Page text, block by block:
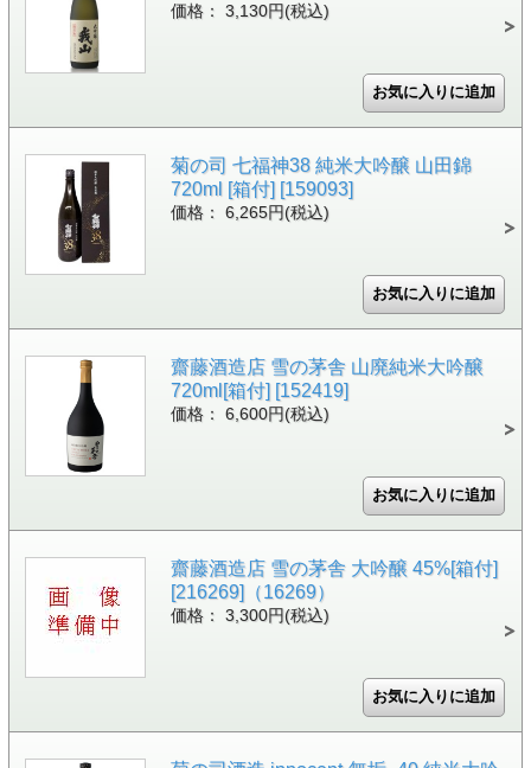
価格： 3,130円(税込)
菊の司 七福神38 純米大吟醸 山田錦
720ml [箱付] [159093]
価格： 6,265円(税込)
齋藤酒造店 雪の茅舎 山廃純米大吟醸
720ml[箱付] [152419]
価格： 6,600円(税込)
齋藤酒造店 雪の茅舎 大吟醸 45%[箱付]
[216269]（16269）
価格： 3,300円(税込)